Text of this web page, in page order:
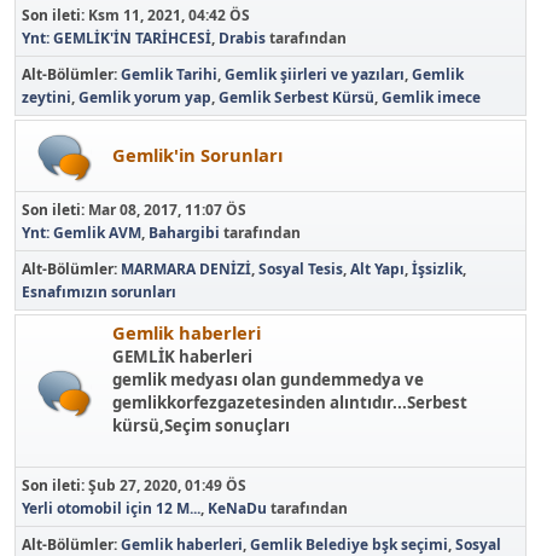
Son ileti: Ksm 11, 2021, 04:42 ÖS
Ynt: GEMLİK'İN TARİHCESİ, Drabistarafından
Alt-Bölümler Gemlik Tarihi Gemlik şiirleri ve yazıları Gemlik
zeytini Gemlik yorum yap Gemlik Serbest Kürsü Gemlik imece
Gemlik'in Sorunları
Son ileti: Mar 08, 2017, 11:07 ÖS
Ynt: Gemlik AVM, Bahargibi tarafından
Alt-Bölümler MARMARA DENİZİ Sosyal Tesis Alt Yapı İşsizlik
Esnafımızın sorunları
Gemlik haberleri
GEMLİK haberleri
gemlik medyası olan gundemmedya ve
gemlikkorfezgazetesinden alıntıdır...Serbest
kürsü,Seçim sonuçları
Son ileti:Şub 27, 2020, 01:49 ÖS
Yerli otomobil için 12 M..., KeNaDu tarafından
Alt-Bölümler Gemlik haberleri Gemlik Belediye bşk seçimi Sosyal